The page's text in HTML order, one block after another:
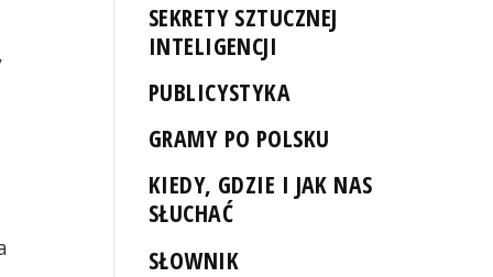
SEKRETY SZTUCZNEJ
INTELIGENCJI
PUBLICYSTYKA
GRAMY PO POLSKU
KIEDY, GDZIE I JAK NAS
SŁUCHAĆ
SŁOWNIK